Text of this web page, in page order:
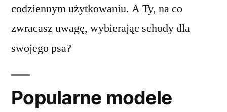
codziennym użytkowaniu. A Ty, na co
zwracasz uwagę, wybierając schody dla
swojego psa?
Popularne modele